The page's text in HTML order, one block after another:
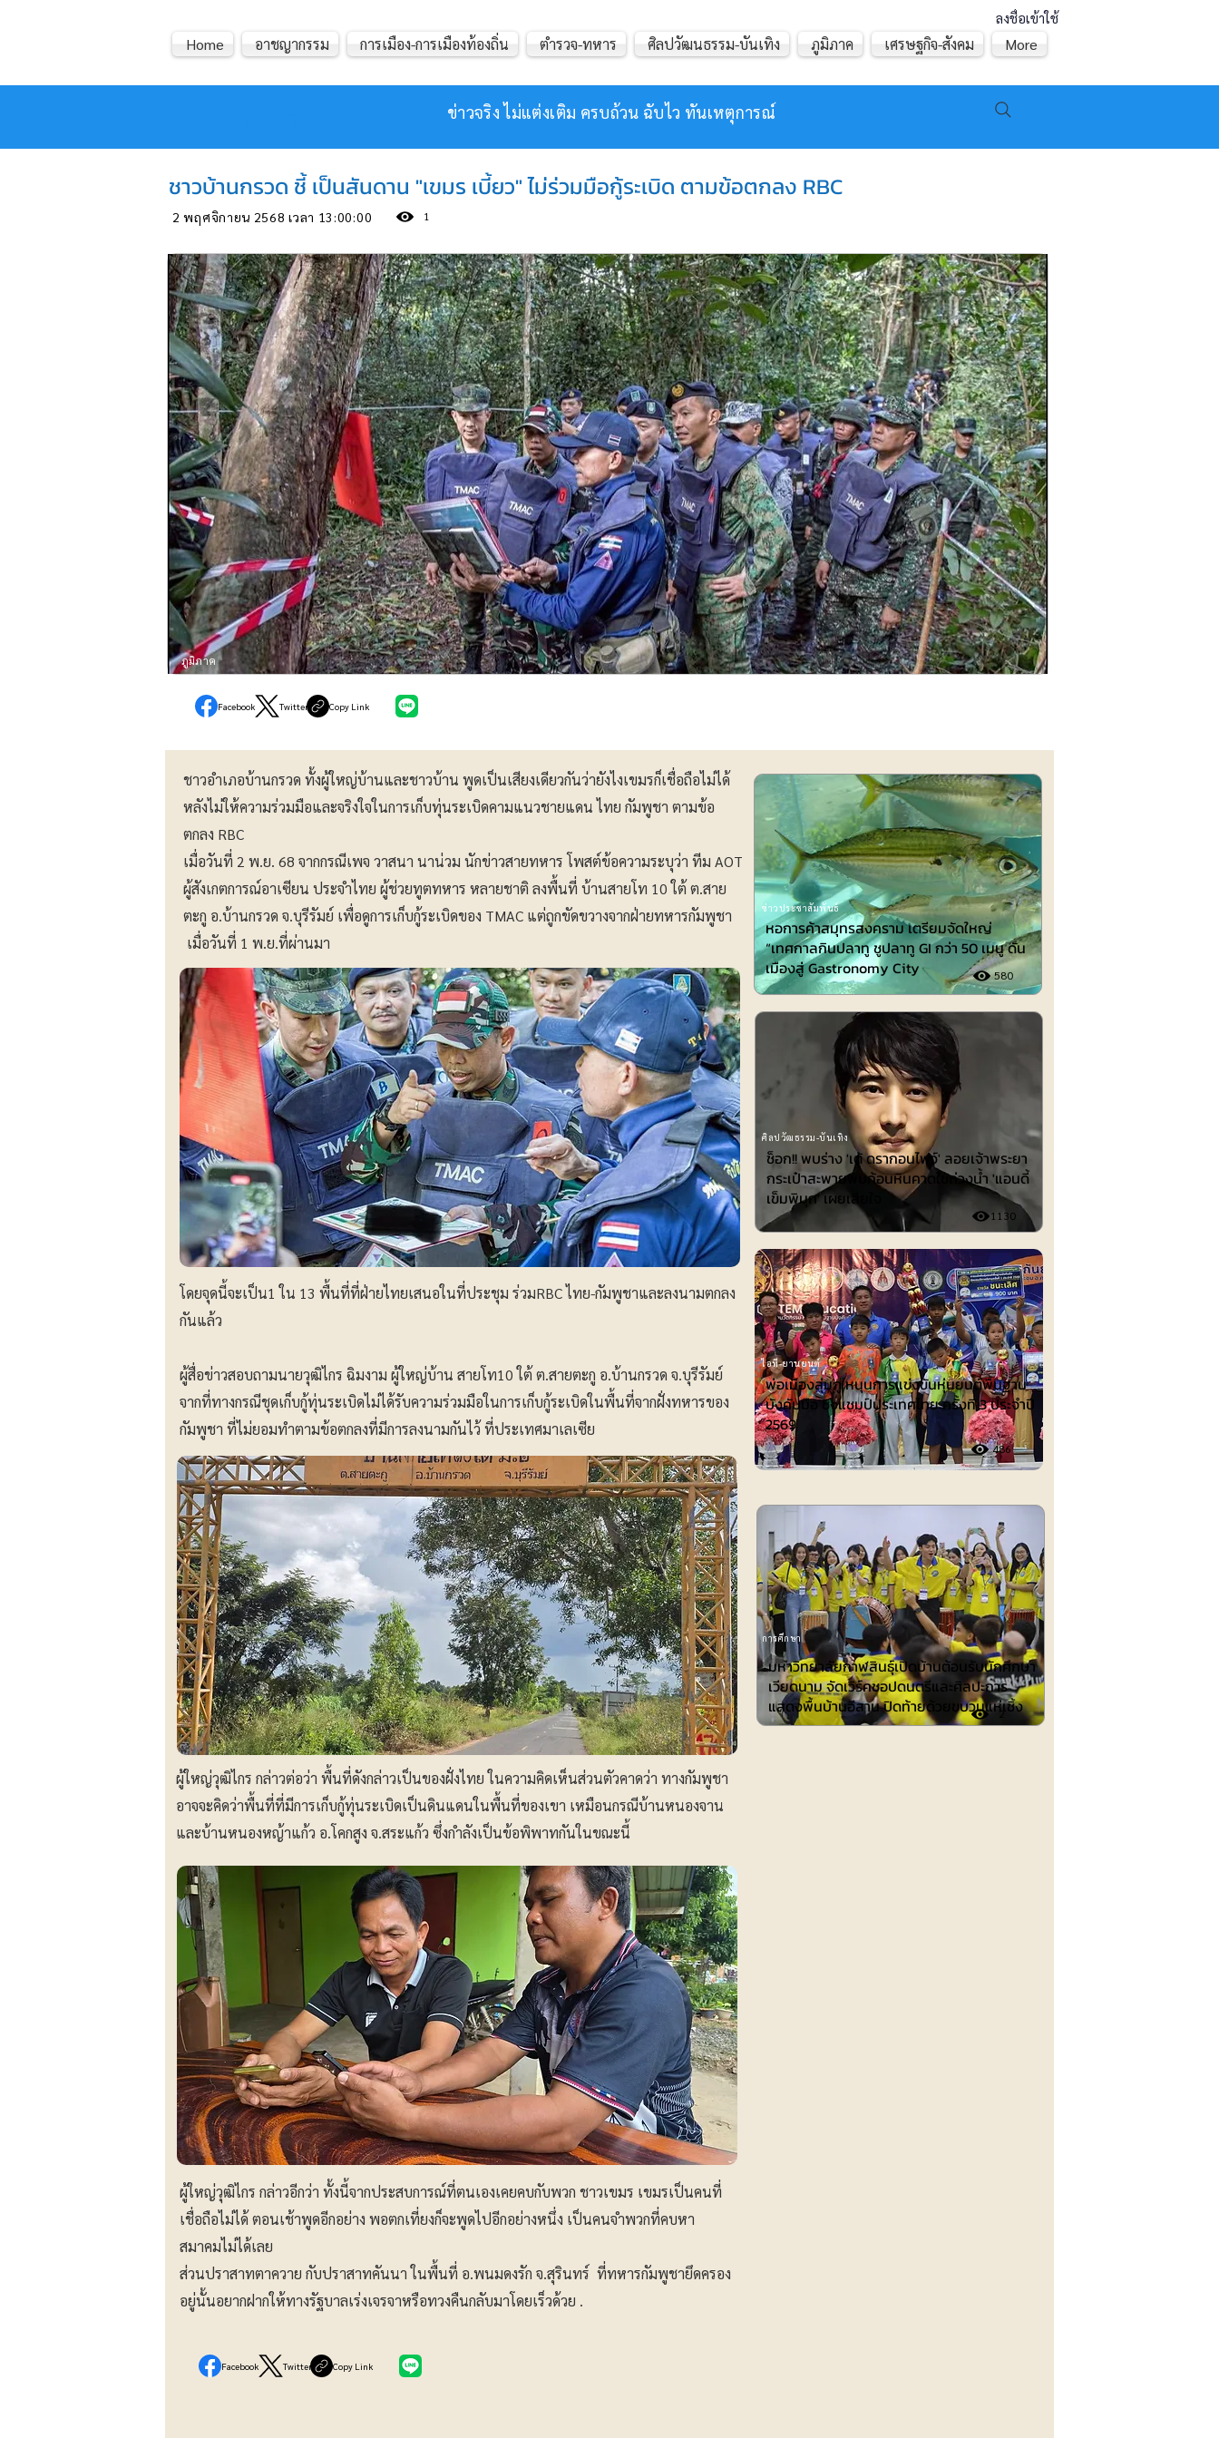
ลงชื่อเข้าใช้
ข่าวจริง ไม่แต่งเติม ครบถ้วน ฉับไว ทันเหตุการณ์
Home อาชญากรรม การเมือง-การเมืองท้องถิ่น ตำรวจ-ทหาร ศิลปวัฒนธรรม-บันเทิง ภูมิภาค เศรษฐกิจ-สังคม More
ชาวบ้านกรวด ชี้ เป็นสันดาน "เขมร เบี้ยว" ไม่ร่วมมือกู้ระเบิด ตามข้อตกลง RBC
2 พฤศจิกายน 2568 เวลา 13:00:00 1
ภูมิภาค
Facebook Twitter Copy Link
ชาวอำเภอบ้านกรวด ทั้งผู้ใหญ่บ้านและชาวบ้าน พูดเป็นเสียงเดียวกันว่ายังไงเขมรก็เชื่อถือไม่ได้
หลังไม่ให้ความร่วมมือและจริงใจในการเก็บทุ่นระเบิดคามแนวชายแดน ไทย กัมพูชา ตามข้อ
ตกลง RBC
เมื่อวันที่ 2 พ.ย. 68 จากกรณีเพจ วาสนา นาน่วม นักข่าวสายทหาร โพสต์ข้อความระบุว่า ทีม AOT
ผู้สังเกตการณ์อาเซียน ประจำไทย ผู้ช่วยทูตทหาร หลายชาติ ลงพื้นที่ บ้านสายโท 10 ใต้ ต.สาย
ตะกู อ.บ้านกรวด จ.บุรีรัมย์ เพื่อดูการเก็บกู้ระเบิดของ TMAC แต่ถูกขัดขวางจากฝ่ายทหารกัมพูชา
เมื่อวันที่ 1 พ.ย.ที่ผ่านมา
โดยจุดนี้จะเป็น1 ใน 13 พื้นที่ที่ฝ่ายไทยเสนอในที่ประชุม ร่วมRBC ไทย-กัมพูชาและลงนามตกลง
กันแล้ว
ผู้สื่อข่าวสอบถามนายวุฒิไกร ฉิมงาม ผู้ใหญ่บ้าน สายโท10 ใต้ ต.สายตะกู อ.บ้านกรวด จ.บุรีรัมย์
จากที่ทางกรณีชุดเก็บกู้ทุ่นระเบิดไม่ได้รับความร่วมมือในการเก็บกู้ระเบิดในพื้นที่จากฝั่งทหารของ
กัมพูชา ที่ไม่ยอมทำตามข้อตกลงที่มีการลงนามกันไว้ ที่ประเทศมาเลเซีย
ผู้ใหญ่วุฒิไกร กล่าวต่อว่า พื้นที่ดังกล่าวเป็นของฝั่งไทย ในความคิดเห็นส่วนตัวคาดว่า ทางกัมพูชา
อาจจะคิดว่าพื้นที่ที่มีการเก็บกู้ทุ่นระเบิดเป็นดินแดนในพื้นที่ของเขา เหมือนกรณีบ้านหนองจาน
และบ้านหนองหญ้าแก้ว อ.โคกสูง จ.สระแก้ว ซึ่งกำลังเป็นข้อพิพาทกันในขณะนี้
ผู้ใหญ่วุฒิไกร กล่าวอีกว่า ทั้งนี้จากประสบการณ์ที่ตนเองเคยคบกับพวก ชาวเขมร เขมรเป็นคนที่
เชื่อถือไม่ได้ ตอนเช้าพูดอีกอย่าง พอตกเที่ยงก็จะพูดไปอีกอย่างหนึ่ง เป็นคนจำพวกที่คบหา
สมาคมไม่ได้เลย
ส่วนปราสาทตาควาย กับปราสาทคันนา ในพื้นที่ อ.พนมดงรัก จ.สุรินทร์ ที่ทหารกัมพูชายึดครอง
อยู่นั้นอยากฝากให้ทางรัฐบาลเร่งเจรจาหรือทวงคืนกลับมาโดยเร็วด้วย .
Facebook Twitter Copy Link
หอการค้าสมุทรสงคราม เตรียมจัดใหญ่
“เทศกาลกินปลาทู ชูปลาทู GI กว่า 50 เมนู ดัน
เมืองสู่ Gastronomy City
580
ข่าวประชาสัมพันธ์
ช็อก!! พบร่าง 'เต้ ดรากอนไฟว์' ลอยเจ้าพระยา
กระเป๋าสะพายพบก้อนหินคาดใช้ถ่วงน้ำ 'แอนดี้
เข็มพิมุก' เผยเสียใจ
1130
ศิลปวัฒธรรม-บันเทิง
ไอที-ยานยนต์
พ่อเมืองลุ่มภู หนุนการแข่งขันหุ่นยนต์พื้นฐาน
บังคับมือ ชิงแชมป์ประเทศไทย ครั้งที่ 3 ประจำปี
2569
486
การศึกษา
มหาวิทยาลัยกาฬสินธุ์เปิดบ้านต้อนรับนักศึกษา
เวียดนาม จัดเวิร์คชอปดนตรีและศิลปะการ
แสดงพื้นบ้านอีสาน ปิดท้ายด้วยขบวนแห่เซิ้ง
2